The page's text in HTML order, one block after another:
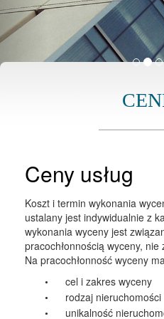
Ceny usług
Koszt i termin wykonania
ustalany jest indywidualnie z
wykonania wyceny jest
pracochłonnością wyceny,
Na pracochłonność wyceny
•cel i zakres wyceny
• rodzaj nieruchomości
• unikalność